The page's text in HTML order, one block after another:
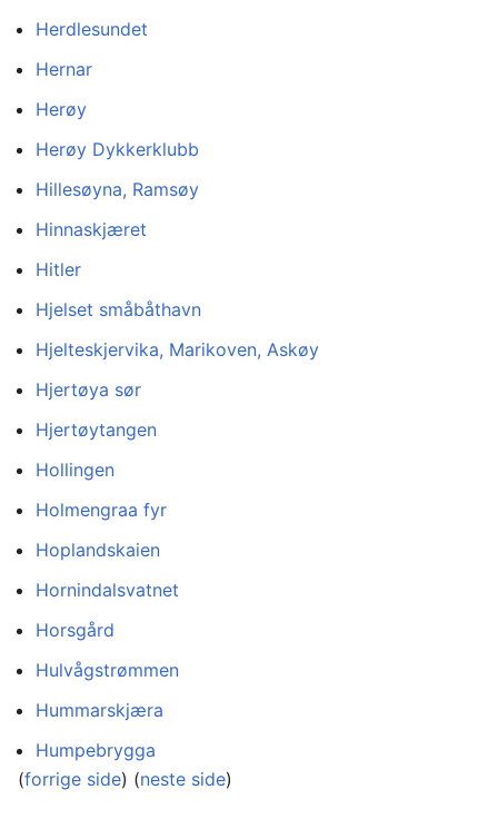
Herdlesundet
Hernar
Herøy
Herøy Dykkerklubb
Hillesøyna, Ramsøy
Hinnaskjæret
Hitler
Hjelset småbåthavn
Hjelteskjervika, Marikoven, Askøy
Hjertøya sør
Hjertøytangen
Hollingen
Holmengraa fyr
Hoplandskaien
Hornindalsvatnet
Horsgård
Hulvågstrømmen
Hummarskjæra
Humpebrygga
(forrige side) (neste side)